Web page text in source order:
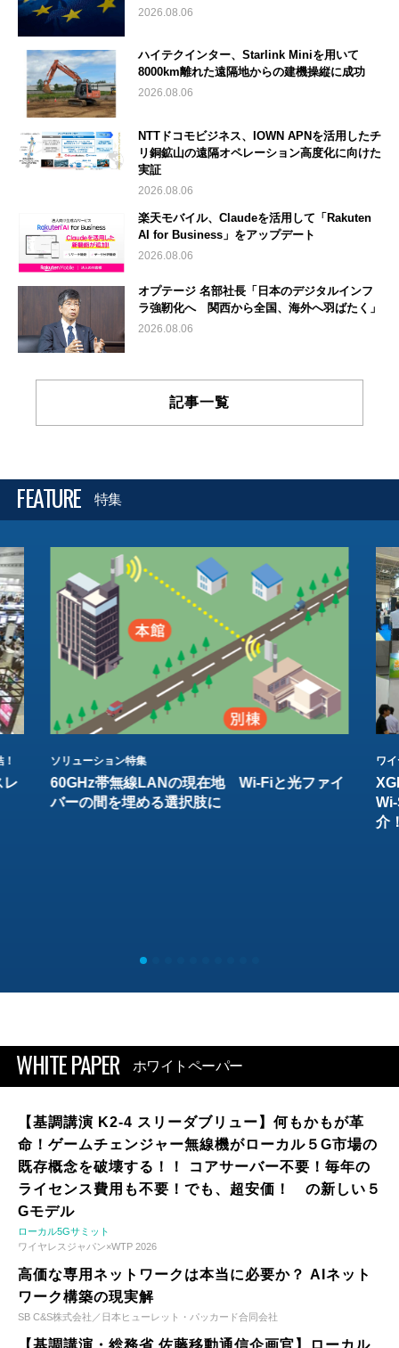
2026.08.06
ハイテクインター、Starlink Miniを用いて
8000km離れた遠隔地からの建機操縦に成功
2026.08.06
NTTドコモビジネス、IOWN APNを活用したチ
リ銅鉱山の遠隔オペレーション高度化に向けた
実証
2026.08.06
楽天モバイル、Claudeを活用して「Rakuten
AI for Business」をアップデート
2026.08.06
オプテージ 名部社長「日本のデジタルインフ
ラ強靭化へ 関西から全国、海外へ羽ばたく」
2026.08.06
記事一覧
FEATURE 特集
レ
ソリューション特集
60GHz帯無線LANの現在地 Wi-Fiと光ファイ
バーの間を埋める選択肢に
ワ
介
WHITE PAPER ホワイトペーパー
【基調講演 K2-4 スリーダブリュー】何もかもが革
命！ゲームチェンジャー無線機がローカル５G市場の
既存概念を破壊する！！ コアサーバー不要！毎年の
ライセンス費用も不要！でも、超安価！ の新しい５
Gモデル
ローカル5Gサミット
ワイヤレスジャパン×WTP 2026
高価な専用ネットワークは本当に必要か？ AIネット
ワーク構築の現実解
SB C&S株式会社／日本ヒューレット・パッカード合同会社